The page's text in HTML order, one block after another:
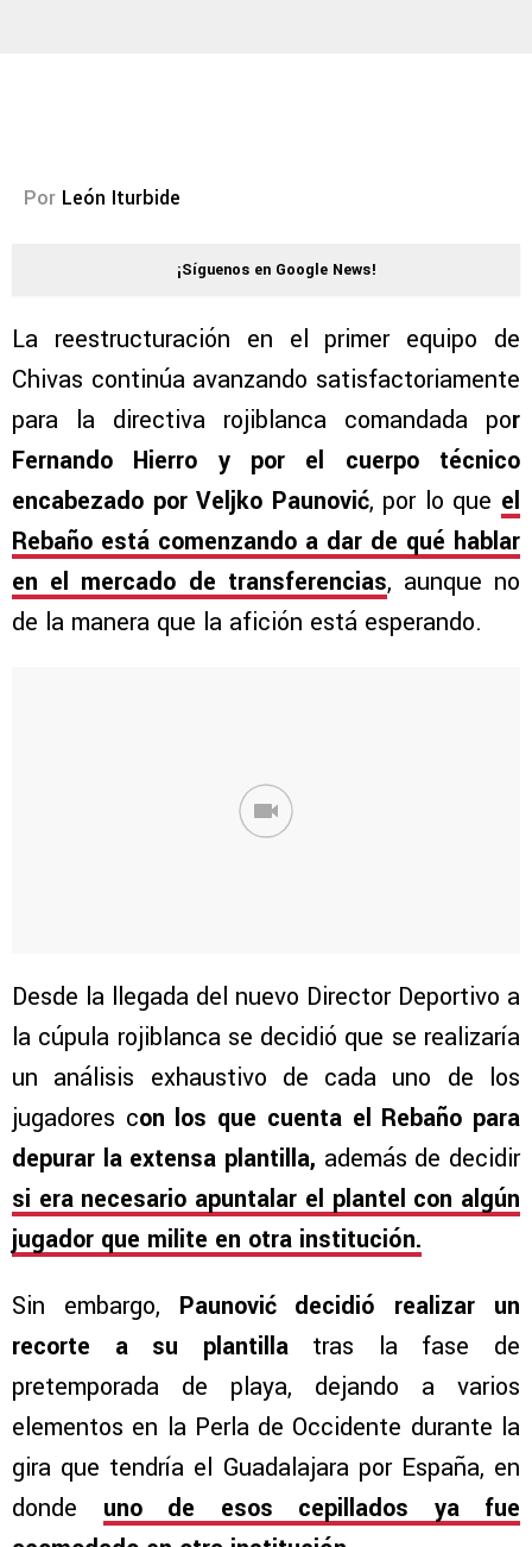
Por León Iturbide
¡Síguenos en Google News!
La reestructuración en el primer equipo de
Chivas continúa avanzando satisfactoriamente
para la directiva rojiblanca comandada por
Fernando Hierro y por el cuerpo técnico
encabezado por Veljko Paunović, por lo que el
Rebaño está comenzando a dar de qué hablar
en el mercado de transferencias, aunque no
de la manera que la afición está esperando.
Desde la llegada del nuevo Director Deportivo a
la cúpula rojiblanca se decidió que se realizaría
un análisis exhaustivo de cada uno de los
jugadores con los que cuenta el Rebaño para
depurar la extensa plantilla, además de decidir
si era necesario apuntalar el plantel con algún
jugador que milite en otra institución.
Sin embargo, Paunović decidió realizar un
recorte a su plantillatras la fase de
pretemporada de playa, dejando a varios
elementos en la Perla de Occidente durante la
gira que tendría el Guadalajara por España, en
donde uno de esos cepillados ya fue